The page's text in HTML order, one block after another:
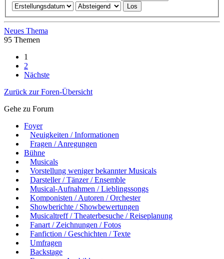
Neues Thema
95 Themen
1
2
Nächste
Zurück zur Foren-Übersicht
Gehe zu Forum
Foyer
Neuigkeiten / Informationen
Fragen / Anregungen
Bühne
Musicals
Vorstellung weniger bekannter Musicals
Darsteller / Tänzer / Ensemble
Musical-Aufnahmen / Lieblingssongs
Komponisten / Autoren / Orchester
Showberichte / Showbewertungen
Musicaltreff / Theaterbesuche / Reiseplanung
Fanart / Zeichnungen / Fotos
Fanfiction / Geschichten / Texte
Umfragen
Backstage